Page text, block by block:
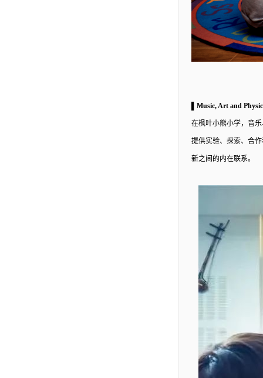
▌Music, Art and
在枫叶小熊小学，音
提供实验、探索、合
新之间的内在联系。